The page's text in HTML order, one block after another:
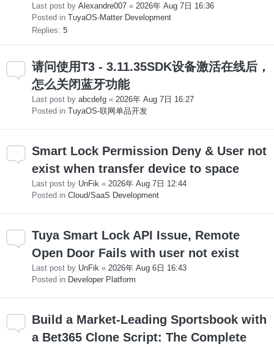
Last post by Alexandre007 « 2026年 Aug 7日 16:36
Posted in TuyaOS-Matter Development
Replies: 5
请问使用T3 - 3.11.35SDK设备激活在线后，
怎么关闭蓝牙功能
Last post by abcdefg « 2026年 Aug 7日 16:27
Posted in TuyaOS-联网单品开发
Smart Lock Permission Deny & User not
exist when transfer device to space
Last post by UnFik « 2026年 Aug 7日 12:44
Posted in Cloud/SaaS Development
Tuya Smart Lock API Issue, Remote
Open Door Fails with user not exist
Last post by UnFik « 2026年 Aug 6日 16:43
Posted in Developer Platform
Build a Market-Leading Sportsbook with
a Bet365 Clone Script: The Complete